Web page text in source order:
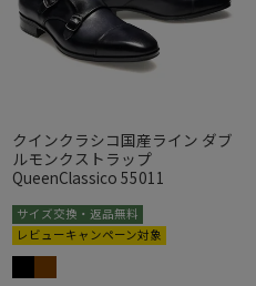
クインクラシコ国産ライン ダブ
ルモンクストラップ
QueenClassico 55011
サイズ交換・返品無料
レビューキャンペーン対象